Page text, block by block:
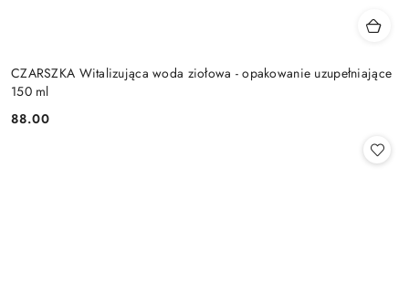
CZARSZKA Witalizująca woda ziołowa - opakowanie uzupełniające
150 ml
Cena:
88.00